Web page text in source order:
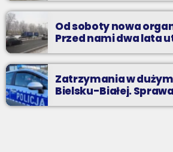
Od soboty nowa
Przed nami dwa lata
Zatrzymania w
Bielsku-Białej.